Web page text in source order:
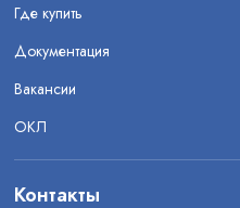
Где купить
Документация
Вакансии
ОКЛ
Контакты